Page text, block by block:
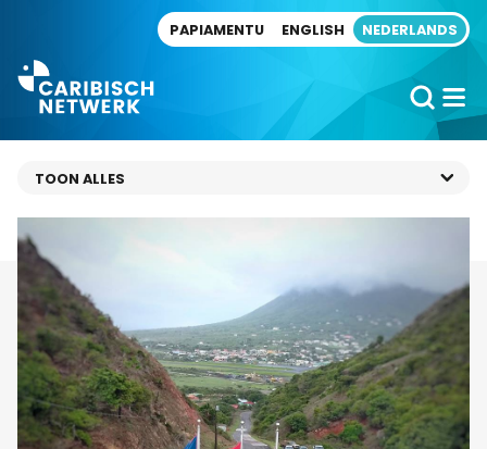
PAPIAMENTU ENGLISH NEDERLANDS